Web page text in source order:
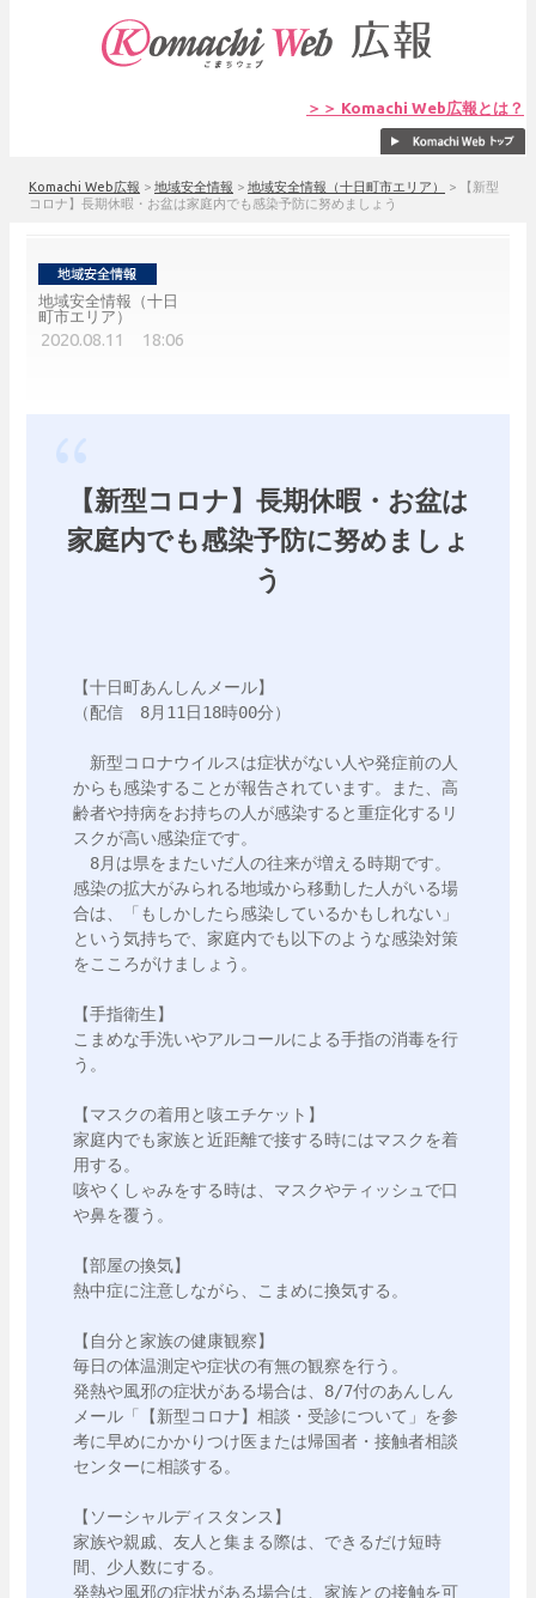
＞＞ Komachi Web広報とは？
Komachi Web広報 > 地域安全情報 > 地域安全情報（十日町市エリア） >
【新型
コロナ】長期休暇・お盆は家庭内でも感染予防に努めましょう
地域安全情報（十日
町市エリア）
2020.08.11 18:06
【新型コロナ】長期休暇・お盆は
家庭内でも感染予防に努めましょ
う
【十日町あんしんメール】
（配信　8月11日18時00分）
新型コロナウイルスは症状がない人や発症前の人
からも感染することが報告されています。また、高
齢者や持病をお持ちの人が感染すると重症化するリ
スクが高い感染症です。
8月は県をまたいだ人の往来が増える時期です。
感染の拡大がみられる地域から移動した人がいる場
合は、「もしかしたら感染しているかもしれない」
という気持ちで、家庭内でも以下のような感染対策
をこころがけましょう。
【手指衛生】
こまめな手洗いやアルコールによる手指の消毒を行
う。
【マスクの着用と咳エチケット】
家庭内でも家族と近距離で接する時にはマスクを着
用する。
咳やくしゃみをする時は、マスクやティッシュで口
や鼻を覆う。
【部屋の換気】
熱中症に注意しながら、こまめに換気する。
【自分と家族の健康観察】
毎日の体温測定や症状の有無の観察を行う。
発熱や風邪の症状がある場合は、8/7付のあんしん
メール「【新型コロナ】相談・受診について」を参
考に早めにかかりつけ医または帰国者・接触者相談
センターに相談する。
【ソーシャルディスタンス】
家族や親戚、友人と集まる際は、できるだけ短時
間、少人数にする。
発熱や風邪の症状がある場合は、家族との接触を可